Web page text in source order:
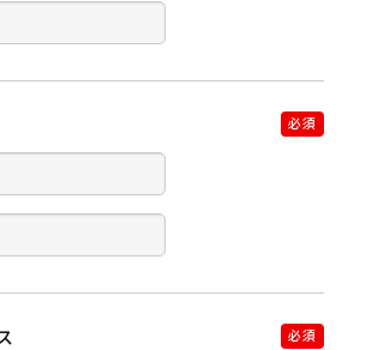
必須
必須